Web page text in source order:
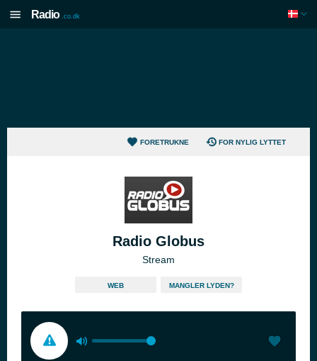
Radio .co.dk
FORETRUKNE FOR NYLIG LYTTET
Radio Globus
Stream
WEB MANGLER LYDEN?